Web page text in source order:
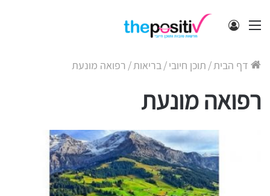
תפריט התחבר
דף הבית/ תוכן חיובי/בריאות/ רפואה מונעת
רפואה מונעת